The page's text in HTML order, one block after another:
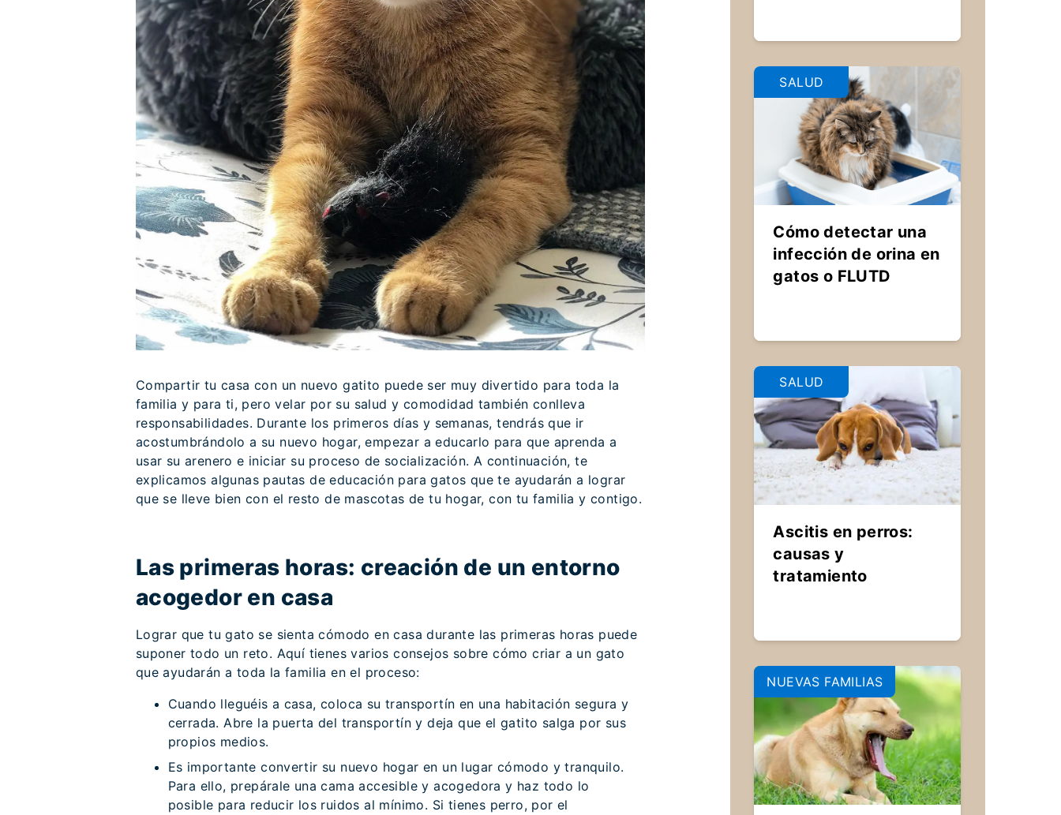
Compartir tu casa con un nuevo gatito puede ser muy divertido para toda la
familia y para ti, pero velar por su salud y comodidad también conlleva
responsabilidades. Durante los primeros días y semanas, tendrás que ir
acostumbrándolo a su nuevo hogar, empezar a educarlo para que aprenda a
usar su arenero e iniciar su proceso de socialización. A continuación, te
explicamos algunas pautas de educación para gatos que te ayudarán a lograr
que se lleve bien con el resto de mascotas de tu hogar, con tu familia y contigo.
Las primeras horas: creación de un entorno
acogedor en casa
Lograr que tu gato se sienta cómodo en casa durante las primeras horas puede
suponer todo un reto. Aquí tienes varios consejos sobre cómo criar a un gato
que ayudarán a toda la familia en el proceso:
Cuando lleguéis a casa, coloca su transportín en una habitación segura y
cerrada. Abre la puerta del transportín y deja que el gatito salga por sus
propios medios.
Es importante convertir su nuevo hogar en un lugar cómodo y tranquilo.
Para ello, prepárale una cama accesible y acogedora y haz todo lo
posible para reducir los ruidos al mínimo. Si tienes perro, por el
SALUD
Cómo detectar una
infección de orina en
gatos o FLUTD
SALUD
Ascitis en perros:
causas y
tratamiento
NUEVAS FAMILIAS